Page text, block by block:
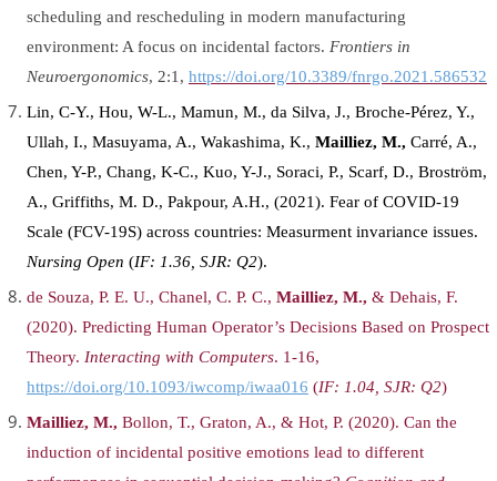
scheduling and rescheduling in modern manufacturing
environment: A focus on incidental factors. Frontiers in
Neuroergonomics, 2:1, https://doi.org/10.3389/fnrgo.2021.586532
Lin, C-Y., Hou, W-L., Mamun, M., da Silva, J., Broche-Pérez, Y.,
Ullah, I., Masuyama, A., Wakashima, K., Mailliez, M., Carré, A.,
Chen, Y-P., Chang, K-C., Kuo, Y-J., Soraci, P., Scarf, D., Broström,
A., Griffiths, M. D., Pakpour, A.H., (2021). Fear of COVID-19
Scale (FCV-19S) across countries: Measurment invariance issues.
Nursing Open (IF: 1.36, SJR: Q2).
de Souza, P. E. U., Chanel, C. P. C., Mailliez, M., & Dehais, F.
(2020). Predicting Human Operator’s Decisions Based on Prospect
Theory. Interacting with Computers. 1-16,
https://doi.org/10.1093/iwcomp/iwaa016 (IF: 1.04, SJR: Q2)
Mailliez, M., Bollon, T., Graton, A., & Hot, P. (2020). Can the
induction of incidental positive emotions lead to different